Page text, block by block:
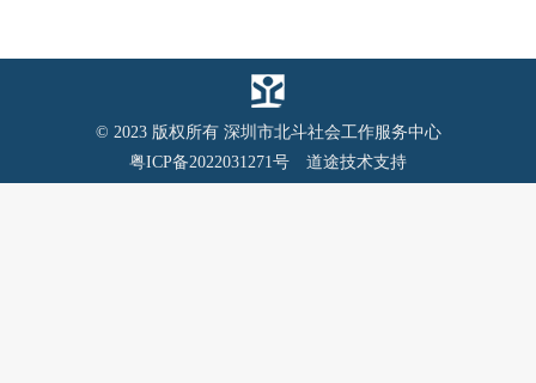
© 2023 版权所有 深圳市北斗社会工作服务中心
粤ICP备2022031271号
道途技术支持